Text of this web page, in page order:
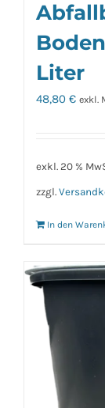
Liter
48,80 € exkl.
exkl. 20 %
zzgl.
In den